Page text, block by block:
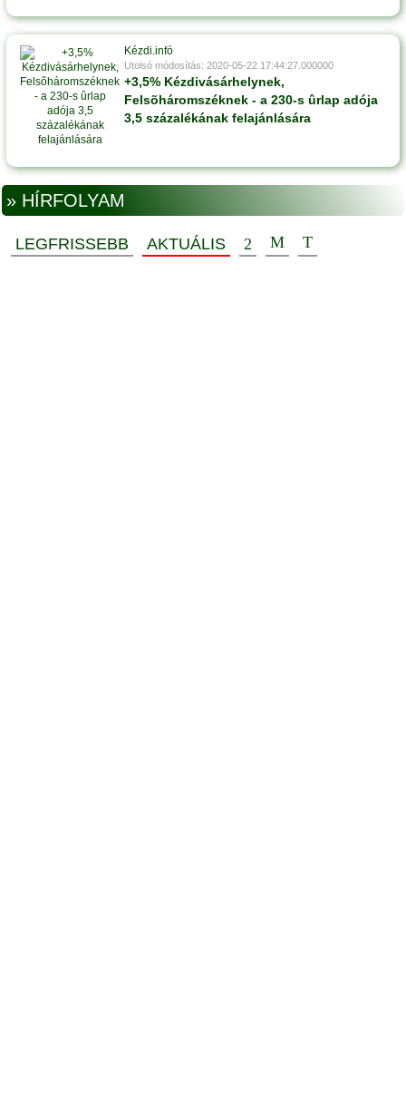
Kézdi.infó
Utolsó módosítás: 2020-05-22 17:44:27.000000
+3,5% Kézdivásárhelynek,
Felsõháromszéknek - a 230-s ûrlap adója
3,5 százalékának felajánlására
» HÍRFOLYAM
LEGFRISSEBB AKTUÁLIS